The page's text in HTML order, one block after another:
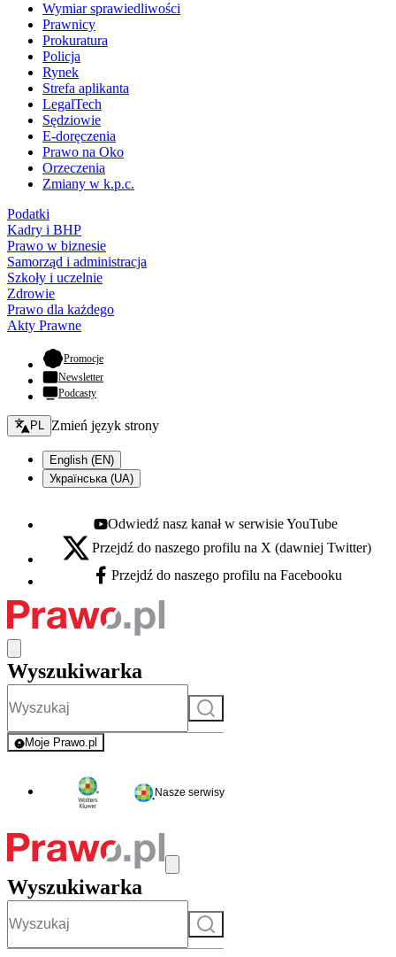
Wymiar sprawiedliwości
Prawnicy
Prokuratura
Policja
Rynek
Strefa aplikanta
LegalTech
Sędziowie
E-doręczenia
Prawo na Oko
Orzeczenia
Zmiany w k.p.c.
Podatki
Kadry i BHP
Prawo w biznesie
Samorząd i administracja
Szkoły i uczelnie
Zdrowie
Prawo dla każdego
Akty Prawne
Promocje- otwiera się w nowej karcie
Newsletter
Podcasty
Zmień język - bieżący:
PL Zmień język strony
English (EN)
Українська (UA)
Youtube - otwiera się w nowej karcie
Odwiedź nasz kanał w serwisie YouTube
X - otwiera się w nowej karcie
Przejdź do naszego profilu na X (dawniej Twitter)
Facebook - otwiera się w nowej karcie
Przejdź do naszego profilu na Facebooku
Wyszukiwarka
Szukaj
Moje Prawo.pl
- rejestracja i logowanie do serwisu
Nasze serwisy
Wyszukiwarka
Szukaj